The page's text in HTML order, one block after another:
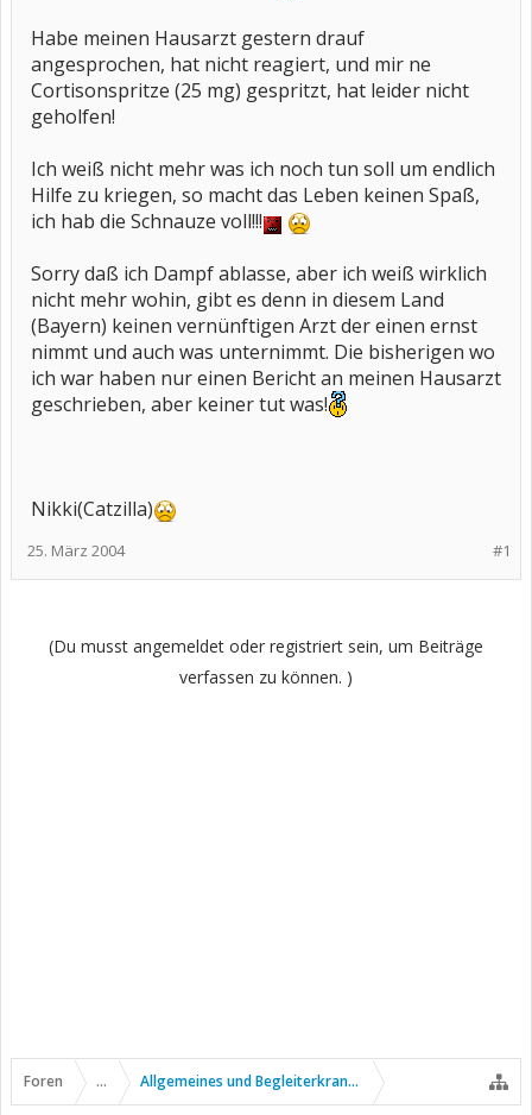
Habe meinen Hausarzt gestern drauf
angesprochen, hat nicht reagiert, und mir ne
Cortisonspritze (25 mg) gespritzt, hat leider nicht
geholfen!
Ich weiß nicht mehr was ich noch tun soll um endlich
Hilfe zu kriegen, so macht das Leben keinen Spaß,
ich hab die Schnauze voll!!!
Sorry daß ich Dampf ablasse, aber ich weiß wirklich
nicht mehr wohin, gibt es denn in diesem Land
(Bayern) keinen vernünftigen Arzt der einen ernst
nimmt und auch was unternimmt. Die bisherigen wo
ich war haben nur einen Bericht an meinen Hausarzt
geschrieben, aber keiner tut was!
Nikki(Catzilla)
#1
25. März 2004
(Du musst angemeldet oder registriert sein, um Beiträge
verfassen zu können. )
Foren ... Allgemeines und Begleiterkrankungen